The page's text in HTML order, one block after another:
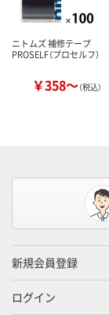
ニトムズ 補修テープ
PROSELF（プロセルフ）
￥358～（税込）
新規会員登録
ログイン